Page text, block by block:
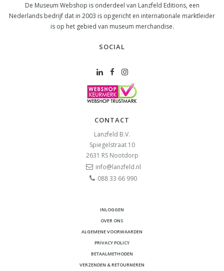
De Museum Webshop is onderdeel van Lanzfeld Editions, een
Nederlands bedrijf dat in 2003 is opgericht en internationale marktleider
is op het gebied van museum merchandise.
SOCIAL
CONTACT
Lanzfeld B.V.
Spiegelstraat 10
2631 RS Nootdorp
info@lanzfeld.nl
088 33 66 990
INLOGGEN
OVER ONS
ALGEMENE VOORWAARDEN
PRIVACY POLICY
BETAALMETHODEN
VERZENDEN & RETOURNEREN